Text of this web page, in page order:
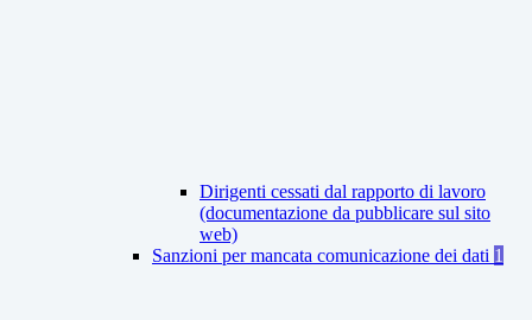
Dirigenti cessati dal rapporto di lavoro
(documentazione da pubblicare sul sito
web)
Sanzioni per mancata comunicazione dei dati 1